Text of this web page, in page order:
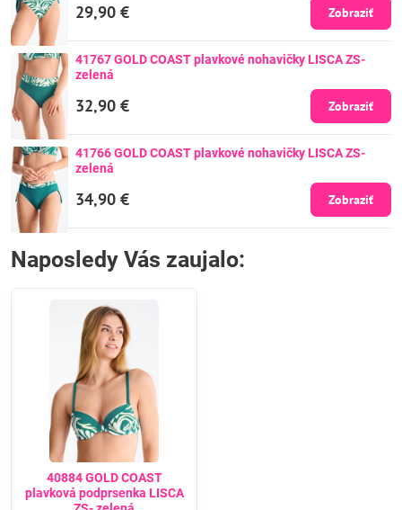
29,90 € Zobraziť
41767 GOLD COAST plavkové nohavičky LISCA ZS-
zelená
32,90 € Zobraziť
41766 GOLD COAST plavkové nohavičky LISCA ZS-
zelená
34,90 € Zobraziť
Naposledy Vás zaujalo:
40884 GOLD COAST
plavková podprsenka LISCA